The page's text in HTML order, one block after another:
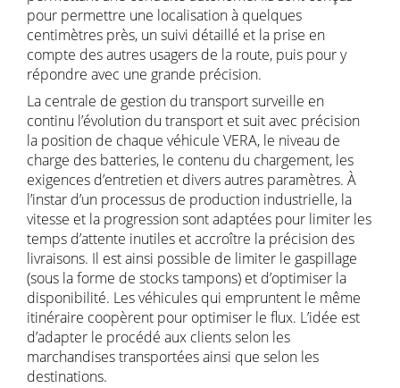
pour permettre une localisation à quelques
centimètres près, un suivi détaillé et la prise en
compte des autres usagers de la route, puis pour y
répondre avec une grande précision.
La centrale de gestion du transport surveille en
continu l’évolution du transport et suit avec précision
la position de chaque véhicule VERA, le niveau de
charge des batteries, le contenu du chargement, les
exigences d’entretien et divers autres paramètres. À
l’instar d’un processus de production industrielle, la
vitesse et la progression sont adaptées pour limiter les
temps d’attente inutiles et accroître la précision des
livraisons. Il est ainsi possible de limiter le gaspillage
(sous la forme de stocks tampons) et d’optimiser la
disponibilité. Les véhicules qui empruntent le même
itinéraire coopèrent pour optimiser le flux. L’idée est
d’adapter le procédé aux clients selon les
marchandises transportées ainsi que selon les
destinations.